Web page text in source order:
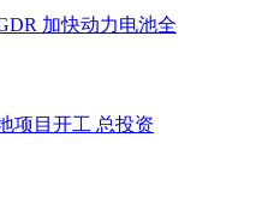
加快动力电池全
项目开工 总投资